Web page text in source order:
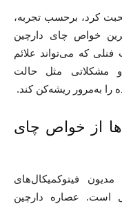
کرد، برحسب تجربه،
خواص چای دارچین
که می‌تواند علائم
و مشکلاتی مثل حالت
را به‌مرور ریشه‌کن کند.
از خواص چای
فیتوکمیکال‌های
است. عصاره دارچین